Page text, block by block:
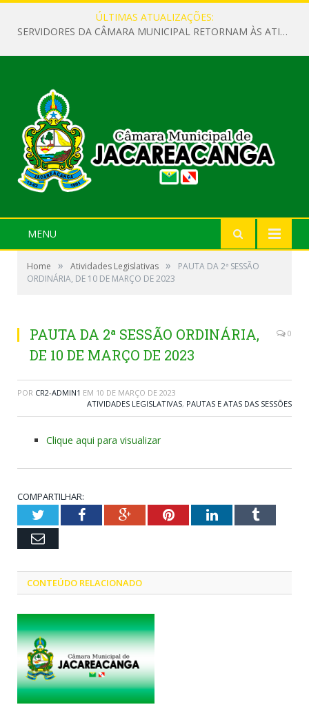
ÚLTIMAS ATUALIZAÇÕES:
SERVIDORES DA CÂMARA MUNICIPAL RETORNAM ÀS ATIVIDADES APÓS O RECESSO PARLAMENTAR
MENU
Home » Atividades Legislativas »
PAUTA DA 2ª SESSÃO
ORDINÁRIA, DE 10 DE MARÇO DE 2023
PAUTA DA 2ª SESSÃO ORDINÁRIA,
DE 10 DE MARÇO DE 2023
0
POR CR2-ADMIN1 EM 10 DE MARÇO DE 2023
ATIVIDADES LEGISLATIVAS, PAUTAS E ATAS DAS SESSÕES
Clique aqui para visualizar
COMPARTILHAR:
TwitterFacebookGoogle+PinterestLinkedInTumblr
Email
CONTEÚDO RELACIONADO